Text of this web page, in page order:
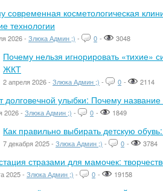
современная косметологическая
технологии
2026 - Злюка Админ ;) - 0 - 3048
Почему нельзя игнорировать «тихие»
ЖКТ
2 апреля 2026 - Злюка Админ ;) - 0 - 2114
долговечной улыбки: Почему
2026 - Злюка Админ ;) - 0 - 1849
Как правильно выбирать детскую
7 декабря 2025 - Злюка Админ ;) - 0 - 3784
стразами для мамочек:
2025 - Злюка Админ ;) - 0 - 19158